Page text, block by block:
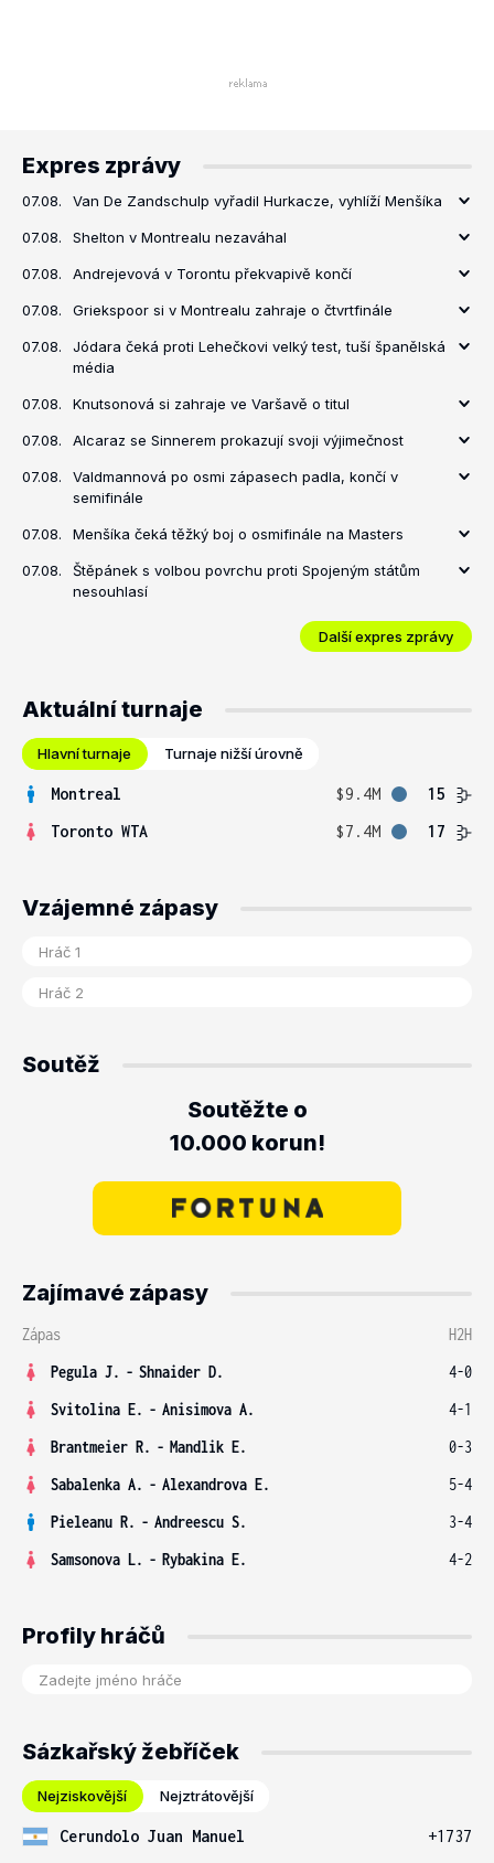
Expres zprávy
07.08. Van De Zandschulp vyřadil Hurkacze, vyhlíží Menšíka
07.08. Shelton v Montrealu nezaváhal
07.08. Andrejevová v Torontu překvapivě končí
07.08. Griekspoor si v Montrealu zahraje o čtvrtfinále
07.08.
Jódara čeká proti Lehečkovi velký test, tuší španělská
média
07.08. Knutsonová si zahraje ve Varšavě o titul
07.08. Alcaraz se Sinnerem prokazují svoji výjimečnost
07.08.
Valdmannová po osmi zápasech padla, končí v
semifinále
07.08. Menšíka čeká těžký boj o osmifinále na Masters
07.08.
Štěpánek s volbou povrchu proti Spojeným státům
nesouhlasí
Další expres zprávy
Aktuální turnaje
Hlavní turnaje Turnaje nižší úrovně
Montreal $9.4M
15
Toronto WTA
$7.4M 17
Vzájemné zápasy
Soutěž
Soutěžte o
10.000 korun!
Zajímavé zápasy
Zápas
H2H
Pegula J. - Shnaider D.
4-0
Svitolina E. - Anisimova A.
4-1
Brantmeier R. - Mandlik E.
0-3
Sabalenka A. - Alexandrova E.
5-4
Pieleanu R. - Andreescu S.
3-4
Samsonova L. - Rybakina E. 4-2
Profily hráčů
Sázkařský žebříček
Nejziskovější Nejztrátovější
Cerundolo Juan Manuel
+1737